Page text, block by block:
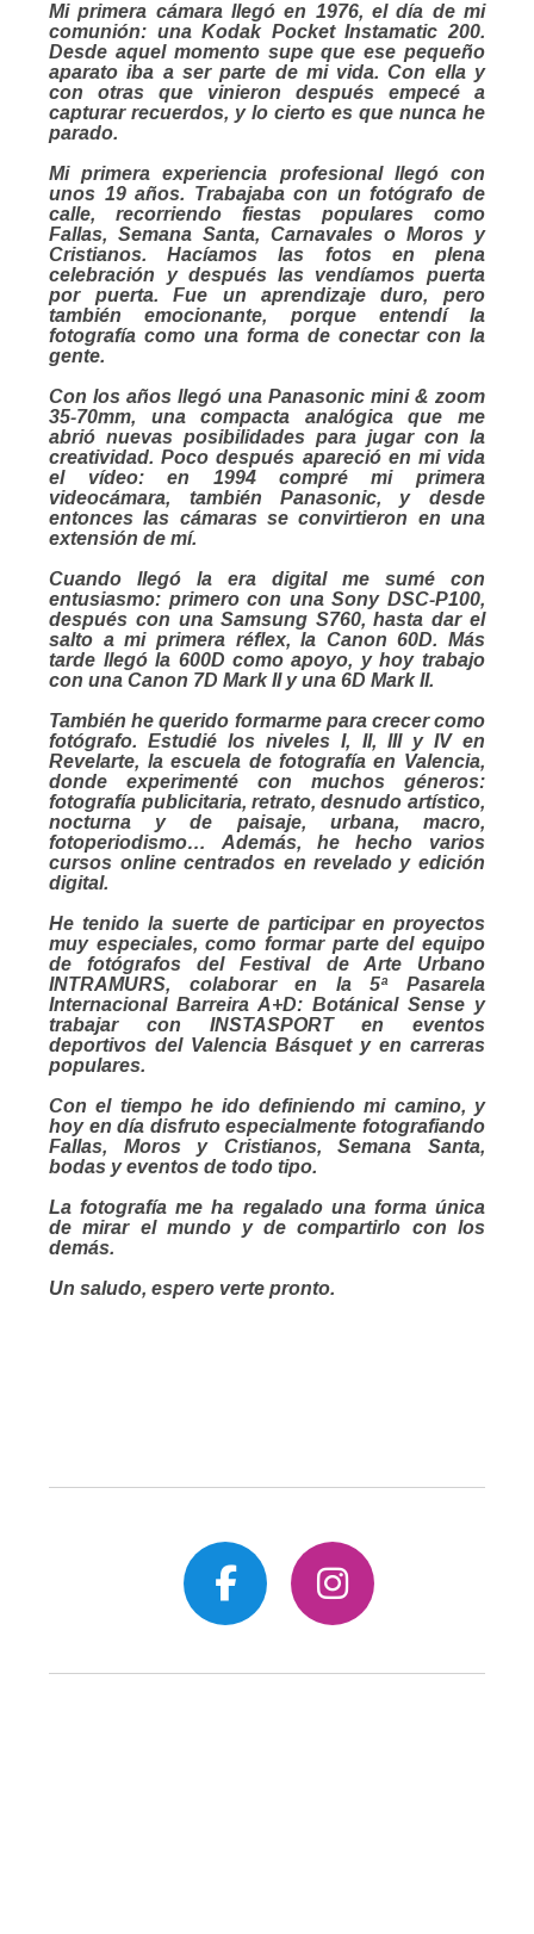
Mi primera cámara llegó en 1976, el día de mi
comunión: una Kodak Pocket Instamatic 200.
Desde aquel momento supe que ese pequeño
aparato iba a ser parte de mi vida. Con ella y
con otras que vinieron después empecé a
capturar recuerdos, y lo cierto es que nunca he
parado.
Mi primera experiencia profesional llegó con
unos 19 años. Trabajaba con un fotógrafo de
calle, recorriendo fiestas populares como
Fallas, Semana Santa, Carnavales o Moros y
Cristianos. Hacíamos las fotos en plena
celebración y después las vendíamos puerta
por puerta. Fue un aprendizaje duro, pero
también emocionante, porque entendí la
fotografía como una forma de conectar con la
gente.
Con los años llegó una Panasonic mini & zoom
35-70mm, una compacta analógica que me
abrió nuevas posibilidades para jugar con la
creatividad. Poco después apareció en mi vida
el vídeo: en 1994 compré mi primera
videocámara, también Panasonic, y desde
entonces las cámaras se convirtieron en una
extensión de mí.
Cuando llegó la era digital me sumé con
entusiasmo: primero con una Sony DSC-P100,
después con una Samsung S760, hasta dar el
salto a mi primera réflex, la Canon 60D. Más
tarde llegó la 600D como apoyo, y hoy trabajo
con una Canon 7D Mark II y una 6D Mark II.
También he querido formarme para crecer como
fotógrafo. Estudié los niveles I, II, III y IV en
Revelarte, la escuela de fotografía en Valencia,
donde experimenté con muchos géneros:
fotografía publicitaria, retrato, desnudo artístico,
nocturna y de paisaje, urbana, macro,
fotoperiodismo… Además, he hecho varios
cursos online centrados en revelado y edición
digital.
He tenido la suerte de participar en proyectos
muy especiales, como formar parte del equipo
de fotógrafos del Festival de Arte Urbano
INTRAMURS, colaborar en la 5ª Pasarela
Internacional Barreira A+D: Botánical Sense y
trabajar con INSTASPORT en eventos
deportivos del Valencia Básquet y en carreras
populares.
Con el tiempo he ido definiendo mi camino, y
hoy en día disfruto especialmente fotografiando
Fallas, Moros y Cristianos, Semana Santa,
bodas y eventos de todo tipo.
La fotografía me ha regalado una forma única
de mirar el mundo y de compartirlo con los
demás.
Un saludo, espero verte pronto.